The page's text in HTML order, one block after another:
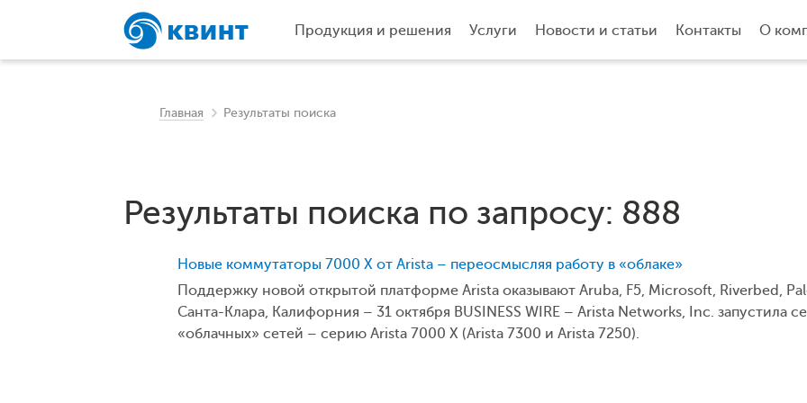
Продукция и решения Услуги Новости и статьи Контакты О
Главная Результаты поиска
Результаты поиска по запросу: 888
Новые коммутаторы 7000 X от Arista – переосмысляя работу в «облаке»
Поддержку новой открытой платформе Arista оказывают Aruba, F5, Microsoft, Riverbed,
Санта-Клара, Калифорния – 31 октября BUSINESS WIRE – Arista Networks, Inc. запустила
«облачных» сетей – серию Arista 7000 X (Arista 7300 и Arista 7250).